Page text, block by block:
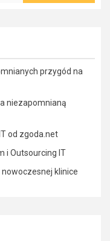
przygód na
niezapomnianą
od zgoda.net
i Outsourcing IT
klinice